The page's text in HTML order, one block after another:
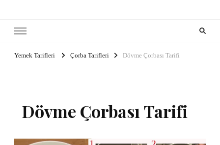
Yemek Tarifleri Çorba Tarifleri Dövme Çorbası Tarifi
Dövme Çorbası Tarifi